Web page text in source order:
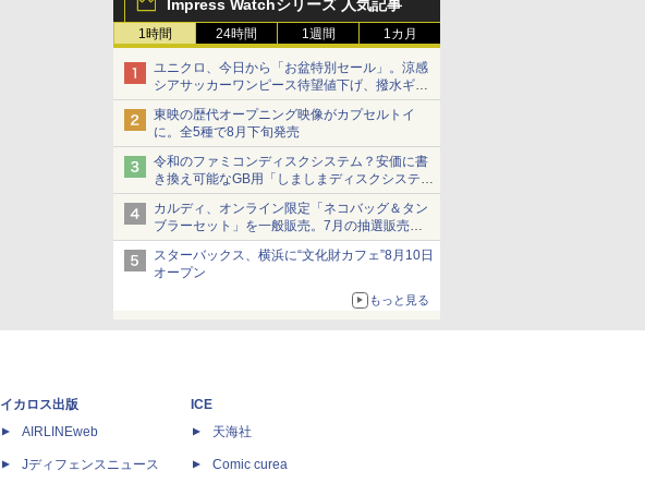
Impress Watchシリーズ 人気記事
1時間 24時間 1週間 1カ月
ユニクロ、今日から「お盆特別セール」。涼感
シアサッカーワンピース待望値下げ、撥水ギア
ショーツは1990円に
東映の歴代オープニング映像がカプセルトイ
に。全5種で8月下旬発売
令和のファミコンディスクシステム？安価に書
き換え可能なGB用「しましまディスクシステ
ム」
カルディ、オンライン限定「ネコバッグ＆タン
ブラーセット」を一般販売。7月の抽選販売の
当選無効分
スターバックス、横浜に“文化財カフェ”8月10日
オープン
もっと見る
イカロス出版
AIRLINEweb
Jディフェンスニュース
ICE
天海社
Comic curea